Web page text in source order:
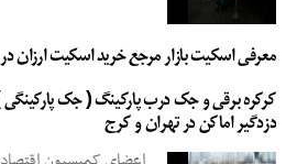
معرفی اسکیت بازار مرجع خرید اسکیت ارزان در
کرکره برقی و جک درب پارکینگ ( جک پارکینگی
دزدگیر اماکن در تهران و کرج